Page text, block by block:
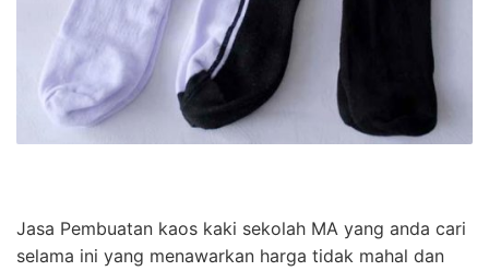
Jasa Pembuatan kaos kaki sekolah MA yang anda cari
selama ini yang menawarkan harga tidak mahal dan